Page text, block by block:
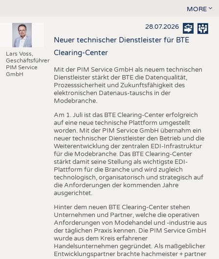
MORE
Lars Voss,
Geschäftsführer
PIM Service
GmbH
28.07.2026
Neuer technischer Dienstleister für BTE
Clearing-Center
Mit der PIM Service GmbH als neuem technischen
Dienstleister stärkt der BTE die Datenqualität,
Prozesssicherheit und Zukunftsfähigkeit des
elektronischen Datenaus-tauschs in der
Modebranche.
Am 1. Juli ist das BTE Clearing-Center erfolgreich
auf eine neue technische Plattform umgestellt
worden. Mit der PIM Service GmbH übernahm ein
neuer technischer Dienstleister den Betrieb und die
Weiterentwicklung der zentralen EDI-Infrastruktur
für die Modebranche. Das BTE Clearing-Center
stärkt damit seine Stellung als wichtigste EDI-
Plattform für die Branche und wird zugleich
technologisch, organisatorisch und strategisch auf
die Anforderungen der kommenden Jahre
ausgerichtet.
Hinter dem neuen BTE Clearing-Center stehen
Unternehmen und Partner, welche die operativen
Anforderungen von Modehandel und -industrie aus
der täglichen Praxis kennen. Die PIM Service GmbH
wurde aus dem Kreis erfahrener
Handelsunternehmen gegründet. Als maßgeblicher
Entwicklungspartner brachte hachmeister + partner